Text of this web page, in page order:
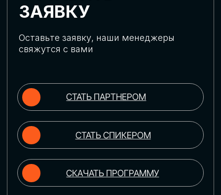
массовом использовании ИИ-
инструментов, обеспечении
ИСКУССТВЕННЫЙ
Узнаем как компании адаптируются к
новой ИИ-реальности. Как ИИ-
сотрудники становятся
«полноправными» членами команды, как
ИИ-помощники забирают на себя рутину
и как можно значительно увеличить
производительность без огромных
затрат на нейросети
ЦИФРОВИЗАЦИЯ
УПРАВЛЕНИЯ ПЕРСОНАЛОМ
Рассмотрим управление человеческим